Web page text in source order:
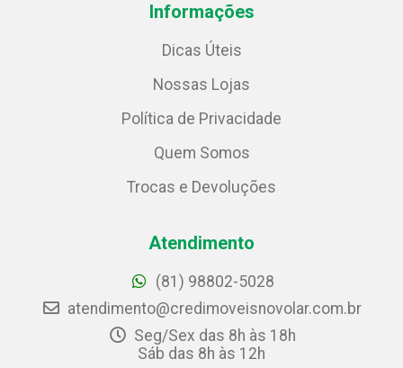
Informações
Dicas Úteis
Nossas Lojas
Política de Privacidade
Quem Somos
Trocas e Devoluções
Atendimento
(81) 98802-5028
atendimento@credimoveisnovolar.com.br
Seg/Sex das 8h às 18h
Sáb das 8h às 12h